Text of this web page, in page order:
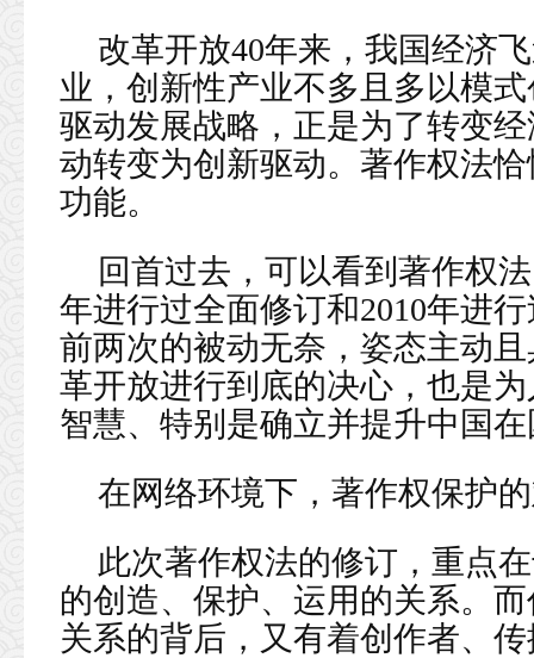
改革开放40年来，我国经济
业，创新性产业不多且多以模
驱动发展战略，正是为了转变
动转变为创新驱动。著作权法
功能。
回首过去，可以看到著作权
年进行过全面修订和2010年进
前两次的被动无奈，姿态主动
革开放进行到底的决心，也是
智慧、特别是确立并提升中国
在网络环境下，著作权保护
此次著作权法的修订，重点
的创造、保护、运用的关系。
关系的背后，又有着创作者、